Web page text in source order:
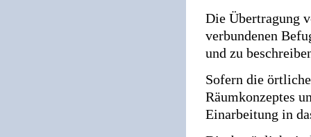
Die Übertragung
verbundenen
und zu
Sofern die
Räumkonzeptes
Einarbeitung in